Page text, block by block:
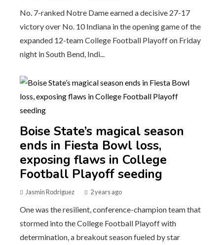
No. 7-ranked Notre Dame earned a decisive 27-17
victory over No. 10 Indiana in the opening game of the
expanded 12-team College Football Playoff on Friday
night in South Bend, Indi...
Boise State’s magical season
ends in Fiesta Bowl loss,
exposing flaws in College
Football Playoff seeding
Jasmin Rodriguez 2 years ago
One was the resilient, conference-champion team that
stormed into the College Football Playoff with
determination, a breakout season fueled by star